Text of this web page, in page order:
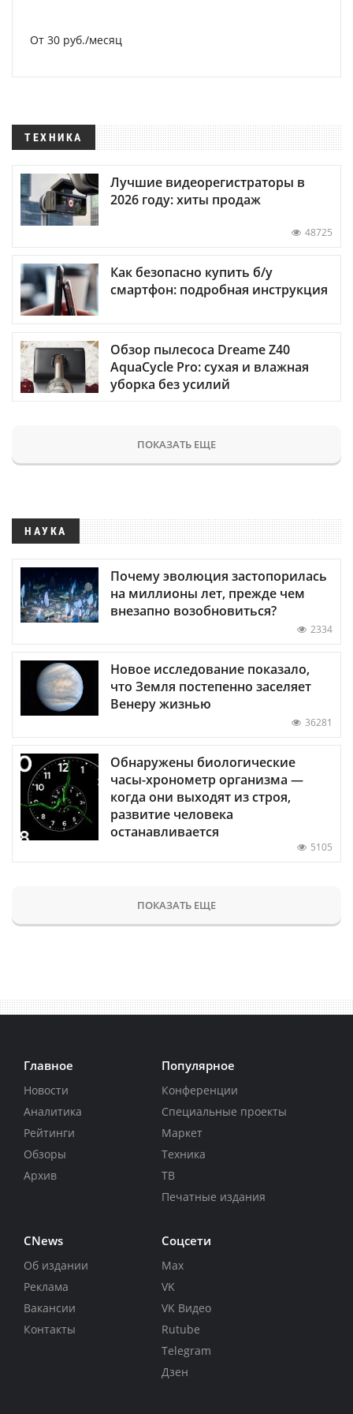
От 30 руб./месяц
ТЕХНИКА
Лучшие видеорегистраторы в
2026 году: хиты продаж
48725
Как безопасно купить б/у
смартфон: подробная инструкция
Обзор пылесоса Dreame Z40
AquaCycle Pro: сухая и влажная
уборка без усилий
ПОКАЗАТЬ ЕЩЕ
НАУКА
Почему эволюция застопорилась
на миллионы лет, прежде чем
внезапно возобновиться?
2334
Новое исследование показало,
что Земля постепенно заселяет
Венеру жизнью
36281
Обнаружены биологические
часы-хронометр организма —
когда они выходят из строя,
развитие человека
останавливается
5105
ПОКАЗАТЬ ЕЩЕ
Главное
Новости
Аналитика
Рейтинги
Обзоры
Архив
Популярное
Конференции
Специальные проекты
Маркет
Техника
ТВ
Печатные издания
CNews
Об издании
Реклама
Вакансии
Контакты
Соцсети
Max
VK
VK Видео
Rutube
Telegram
Дзен